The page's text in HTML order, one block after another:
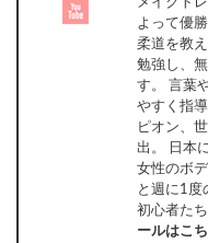
よって優
柔道を教
勉強し、
す。 言葉
やすく指
ピオン、
出。 日本
女性のボ
と週に1度
初心者た
ールはこ